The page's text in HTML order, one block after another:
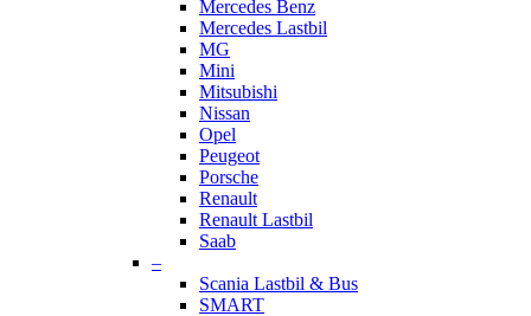
Mercedes Benz
Mercedes Lastbil
MG
Mini
Mitsubishi
Nissan
Opel
Peugeot
Porsche
Renault
Renault Lastbil
Saab
–
Scania Lastbil & Bus
SMART